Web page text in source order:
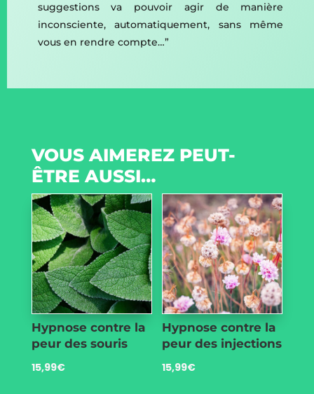
suggestions va pouvoir agir de manière
inconsciente, automatiquement, sans même
vous en rendre compte…”
VOUS AIMEREZ PEUT-
ÊTRE AUSSI…
Hypnose contre la
peur des souris
15,99€
Hypnose contre la
peur des injections
15,99€